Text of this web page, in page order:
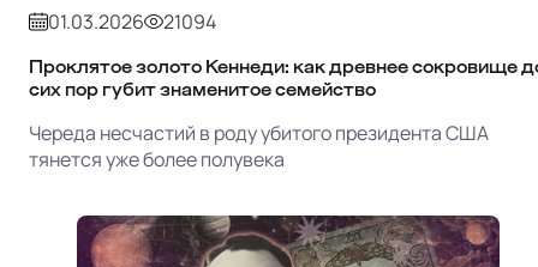
01.03.2026 21094
Проклятое золото Кеннеди: как древнее сокровище
сих пор губит знаменитое семейство
Череда несчастий в роду убитого президента США
тянется уже более полувека